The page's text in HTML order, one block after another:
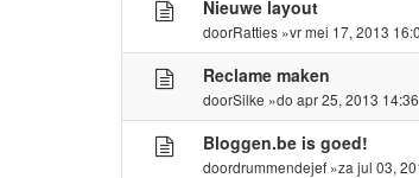
Nieuwe layout
doorRatties »vr mei 17, 2013
Reclame maken
doorSilke »do apr 25, 2013
Bloggen.be is goed!
doordrummendejef »za jul 03,